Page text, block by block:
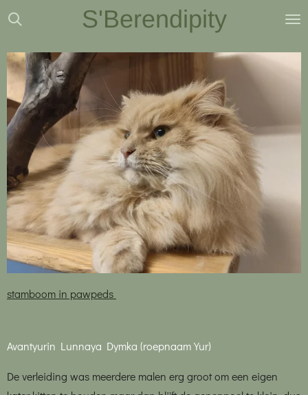
Ga
naar
de
hoofdinhoud
S'Berendipity
stamboom in pawpeds
Avantyurin Lunnaya Dymka (roepnaam Yur)
De verleiding was meerdere malen erg groot om een eigen